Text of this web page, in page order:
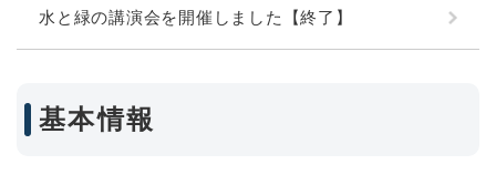
水と緑の講演会を開催しました【終了】
基本情報